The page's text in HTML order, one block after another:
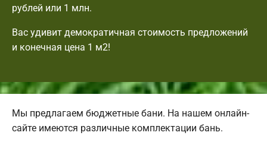
рублей или 1 млн.
Вас удивит демократичная стоимость предложений
и конечная цена 1 м2!
Мы предлагаем бюджетные бани. На нашем онлайн-
сайте имеются различные комплектации бань.